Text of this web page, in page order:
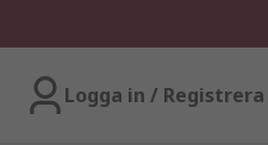
Logga in / Registrera